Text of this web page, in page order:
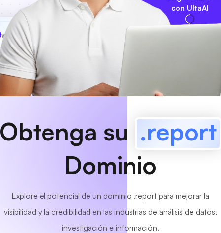
con UltaAI
www MyCafe
Obtenga su .report
Dominio
Explore el potencial de un dominio .report para mejorar la
visibilidad y la credibilidad en las industrias de análisis de datos,
investigación e información.